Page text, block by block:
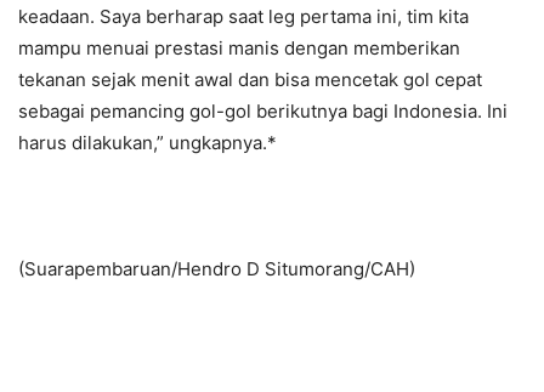
keadaan. Saya berharap saat leg pertama ini, tim kita
mampu menuai prestasi manis dengan memberikan
tekanan sejak menit awal dan bisa mencetak gol cepat
sebagai pemancing gol-gol berikutnya bagi Indonesia. Ini
harus dilakukan,” ungkapnya.*
(Suarapembaruan/Hendro D Situmorang/CAH)